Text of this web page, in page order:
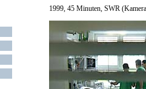
1999, 45 Minuten, SWR